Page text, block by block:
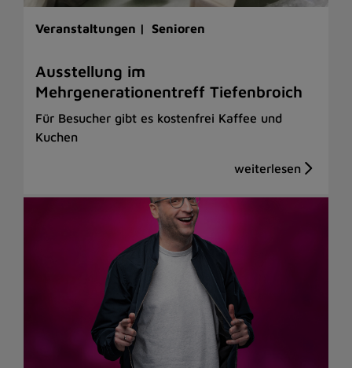
Veranstaltungen | Senioren
Ausstellung im
Mehrgenerationentreff Tiefenbroich
Für Besucher gibt es kostenfrei Kaffee und
Kuchen